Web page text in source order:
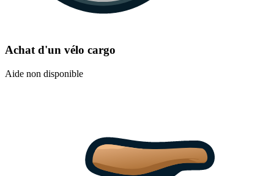
Achat d'un vélo cargo
Aide non disponible